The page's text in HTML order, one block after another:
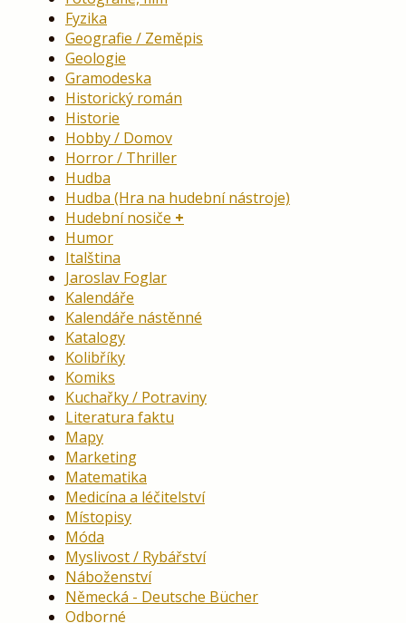
Fyzika
Geografie / Zeměpis
Geologie
Gramodeska
Historický román
Historie
Hobby / Domov
Horror / Thriller
Hudba
Hudba (Hra na hudební nástroje)
Hudební nosiče
Humor
Italština
Jaroslav Foglar
Kalendáře
Kalendáře nástěnné
Katalogy
Kolibříky
Komiks
Kuchařky / Potraviny
Literatura faktu
Mapy
Marketing
Matematika
Medicína a léčitelství
Místopisy
Móda
Myslivost / Rybářství
Náboženství
Německá - Deutsche Bücher
Odborné